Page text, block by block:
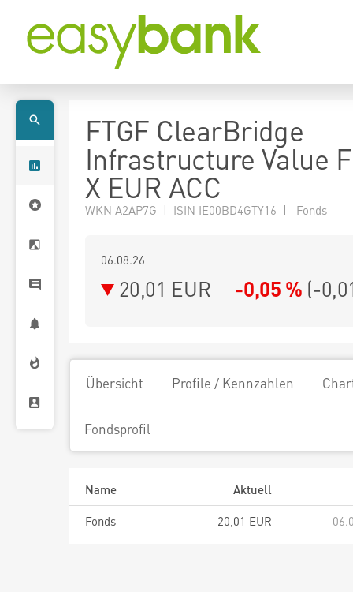
FTGF ClearBridge
Infrastructure Value
X EUR ACC
WKN A2AP7G | ISIN IE00BD4GTY16 | Fonds
06.08.26
20,01 EUR -0,05 % (-
Übersicht Profile / Kennzahlen
Fondsprofil
Name
Aktuell
Fonds
20,01 EUR